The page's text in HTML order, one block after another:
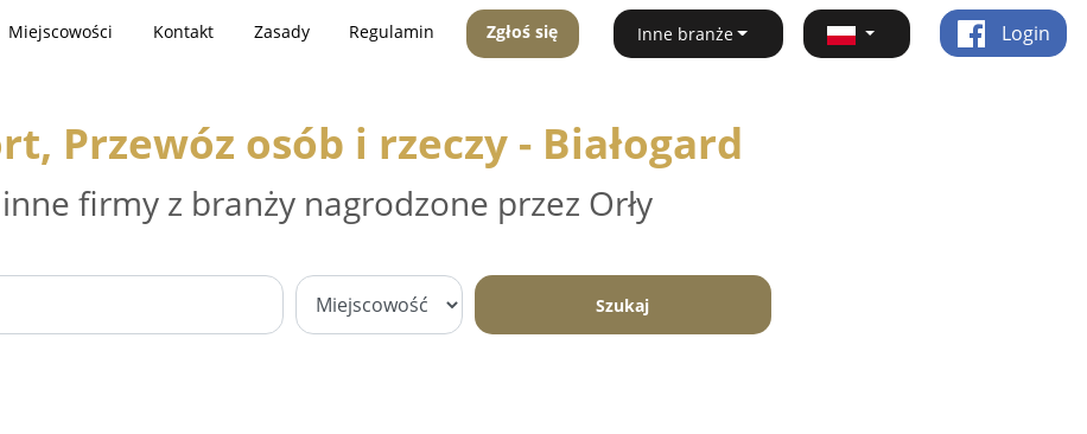
Miejscowości Kontakt Zasady Regulamin Zgłoś się Inne branże Login
Przewóz osób i rzeczy - Białogard
firmy z branży nagrodzone przez Orły
Szukaj